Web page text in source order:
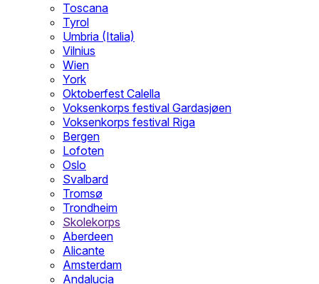
Toscana
Tyrol
Umbria (Italia)
Vilnius
Wien
York
Oktoberfest Calella
Voksenkorps festival Gardasjøen
Voksenkorps festival Riga
Bergen
Lofoten
Oslo
Svalbard
Tromsø
Trondheim
Skolekorps
Aberdeen
Alicante
Amsterdam
Andalucia